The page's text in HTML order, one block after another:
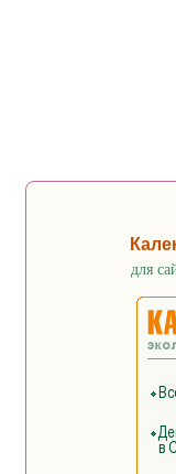
для